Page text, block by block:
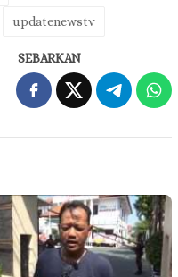
updatenewstv
SEBARKAN